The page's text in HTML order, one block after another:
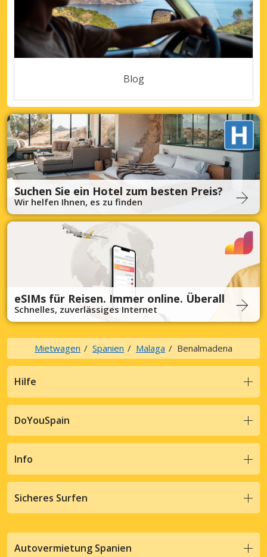
Blog
Suchen Sie ein Hotel zum besten Preis?
Wir helfen Ihnen, es zu finden
eSIMs für Reisen. Immer online. Überall
Schnelles, zuverlässiges Internet
Mietwagen Spanien Malaga Benalmadena
Hilfe
DoYouSpain
Info
Sicheres Surfen
Autovermietung Spanien